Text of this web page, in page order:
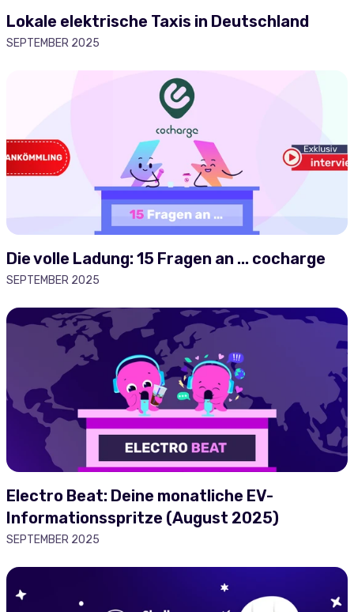
Lokale elektrische Taxis in Deutschland
SEPTEMBER 2025
Die volle Ladung: 15 Fragen an ... cocharge
SEPTEMBER 2025
Electro Beat: Deine monatliche EV-
Informationsspritze (August 2025)
SEPTEMBER 2025